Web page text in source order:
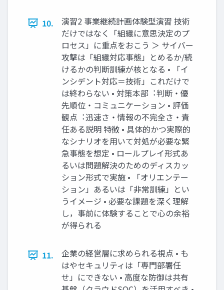
10.
演習2 事業継続計画体験型演習 技術
だけではなく「組織に意思決定のプ
ロセス」に重点をおこう ＞ サイバー
攻撃は「組織対応事態」とめるか/続
けるかの判断訓練が核となる • 「イ
ンシデント対応＝技術」これだけで
は終わらない • 対策本部︓判断・優
先順位・コミュニケーション • 評価
観点︓迅速さ・情報の不完全さ・責
任ある説明 特徴 • 具体的かつ実際的
なシナリオを⽤いて対処が必要な緊
急事態を想定 • ロールプレイ形式あ
るいは問題解決のためのディスカッ
ション形式で実施 • 「オリエンテー
ション」あるいは「⾮常訓練」とい
うイメージ • 必要な課題を深く理解
し，事前に体験することで⼼の余裕
が得られる
11.
企業の経営層に求められる視点 • も
はやセキュリティは「専⾨部署任
せ」にできない • ⾼度な防御は共有